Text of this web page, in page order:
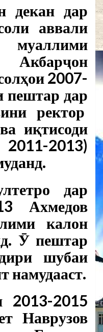
дар
аввали
Акбарҷон
2007-
пештар дар
ректор
иқтисоди
2013)
дар
Ахмедов
калон
Ӯ пештар
шубаи
намудааст.
2015
Наврузов